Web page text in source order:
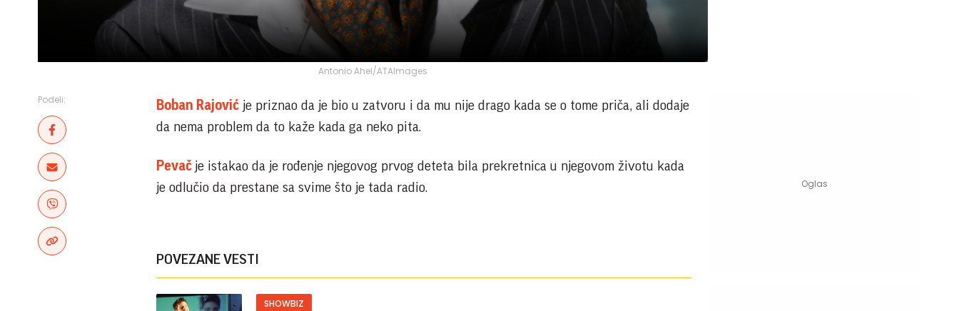
Antonio Ahel/ATAImages
Podeli: Boban Rajović je priznao da je bio u zatvoru i da mu nije drago kada se o tome priča, ali dodaje
da nema problem da to kaže kada ga neko pita.
Pevač je istakao da je rođenje njegovog prvog deteta bila prekretnica u njegovom životu kada
je odlučio da prestane sa svime što je tada radio.
POVEZANE VESTI
SHOWBIZ